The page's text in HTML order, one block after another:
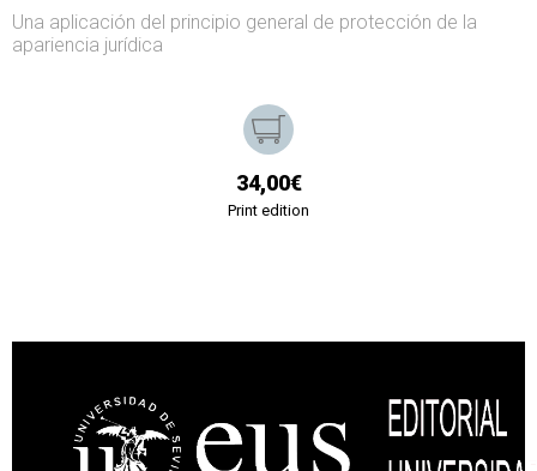
Una aplicación del principio general de protección de la
apariencia jurídica
34,00€
Print edition